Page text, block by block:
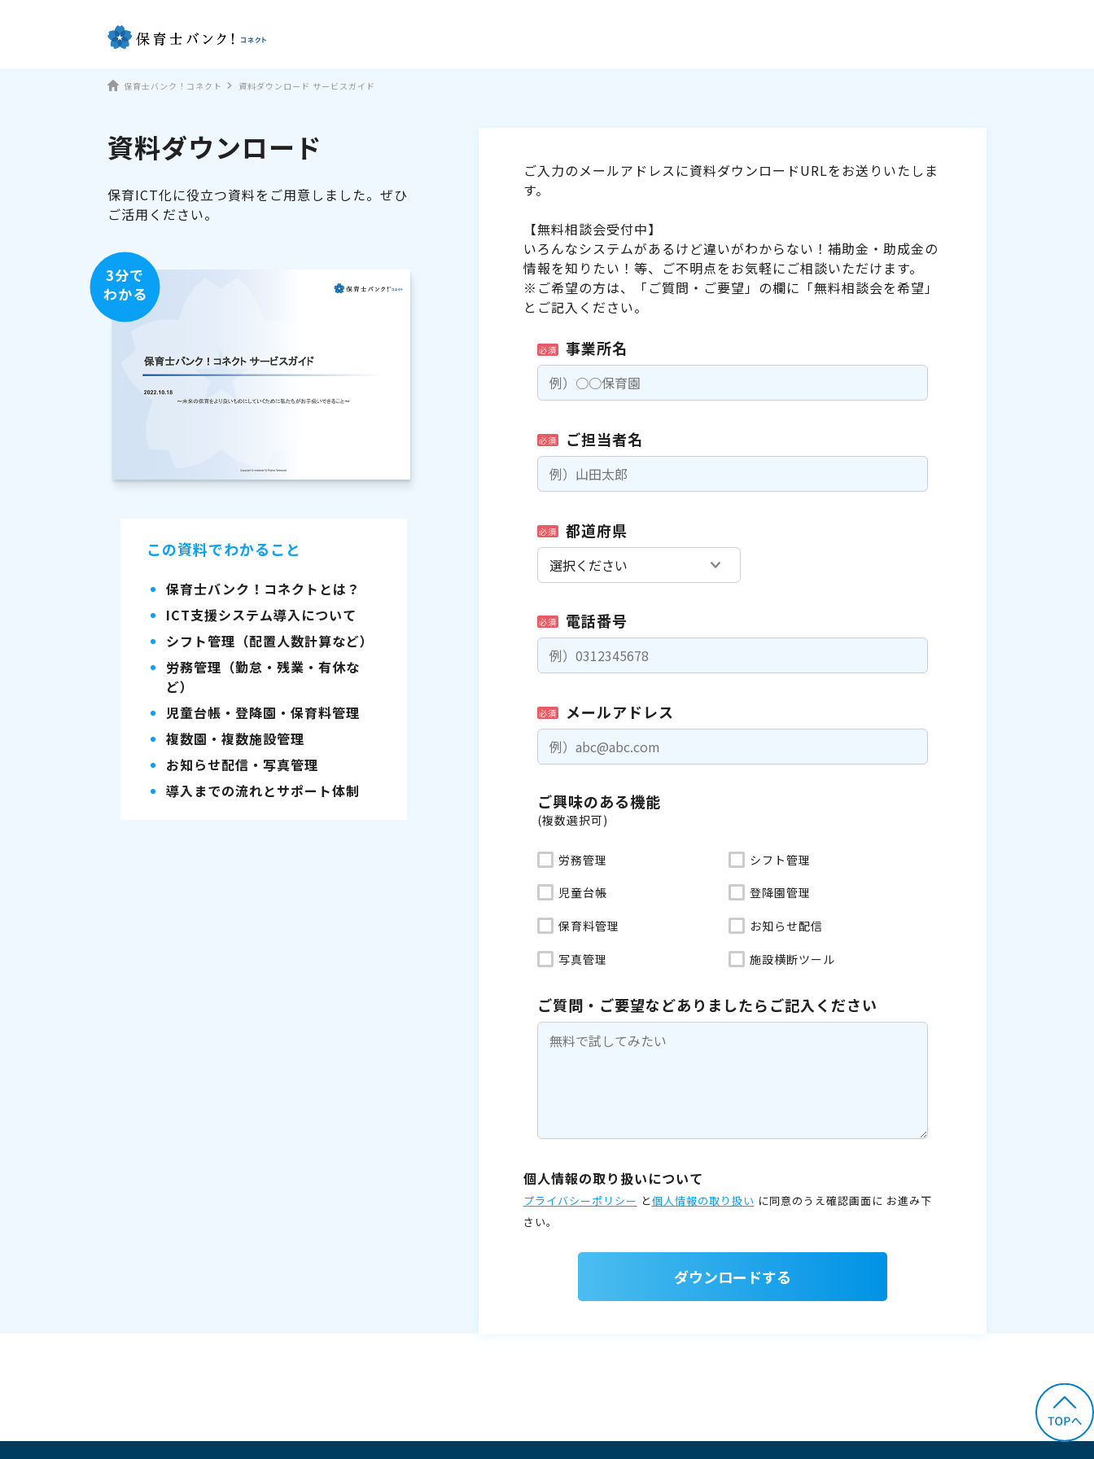
保育士バンク！コネクト 資料ダウンロード サービスガイド
資料ダウンロード
保育ICT化に役立つ資料をご用意しました。ぜひ
ご活用ください。
3分で
わかる
この資料でわかること
保育士バンク！コネクトとは？
ICT支援システム導入について
シフト管理（配置人数計算など）
労務管理（勤怠・残業・有休な
ど）
児童台帳・登降園・保育料管理
複数園・複数施設管理
お知らせ配信・写真管理
導入までの流れとサポート体制
ご入力のメールアドレスに資料ダウンロードURLをお送りいたしま
す。
【無料相談会受付中】
いろんなシステムがあるけど違いがわからない！補助金・助成金の
情報を知りたい！等、ご不明点をお気軽にご相談いただけます。
※ご希望の方は、「ご質問・ご要望」の欄に「無料相談会を希望」
とご記入ください。
必須 事業所名
必須 ご担当者名
必須 都道府県
必須 電話番号
必須 メールアドレス
ご興味のある機能
(複数選択可)
労務管理 シフト管理
児童台帳 登降園管理
保育料管理 お知らせ配信
写真管理 施設横断ツール
ご質問・ご要望などありましたらご記入ください
個人情報の取り扱いについて
プライバシーポリシー と個人情報の取り扱い に同意のうえ確認画面に お進み下
さい。
ダウンロードする